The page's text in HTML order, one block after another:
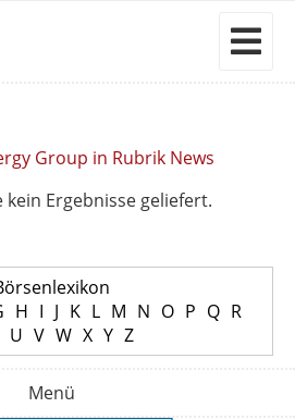
Group in Rubrik News
Ergebnisse geliefert.
H I J K L M N O P Q R
U V W X Y Z
Menü